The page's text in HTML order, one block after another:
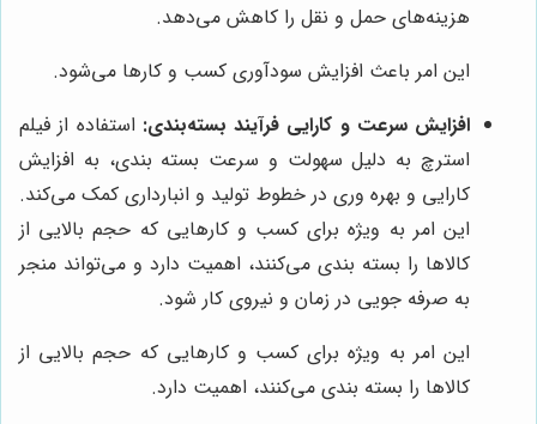
هزینه‌های حمل و نقل را کاهش می‌دهد.
این امر باعث افزایش سودآوری کسب و کارها می‌شود.
افزایش سرعت و کارایی فرآیند بسته‌بندی: استفاده از فیلم
استرچ به دلیل سهولت و سرعت بسته بندی، به افزایش
کارایی و بهره وری در خطوط تولید و انبارداری کمک می‌کند.
این امر به ویژه برای کسب و کارهایی که حجم بالایی از
کالاها را بسته بندی می‌کنند، اهمیت دارد و می‌تواند منجر
به صرفه جویی در زمان و نیروی کار شود.
این امر به ویژه برای کسب و کارهایی که حجم بالایی از
کالاها را بسته بندی می‌کنند، اهمیت دارد.